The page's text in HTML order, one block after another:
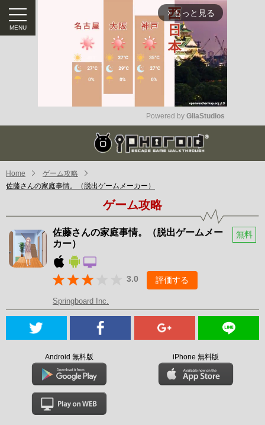
arrow_forward_ios もっと見る
Mute
Powered by GliaStudios
Home
ゲーム攻略
佐藤さんの家庭事情。（脱出ゲームメーカー）
ゲーム攻略
佐藤さんの家庭事情。（脱出ゲームメー
カー）
無料
3.0 評価する
Springboard Inc.
Android 無料版 iPhone 無料版